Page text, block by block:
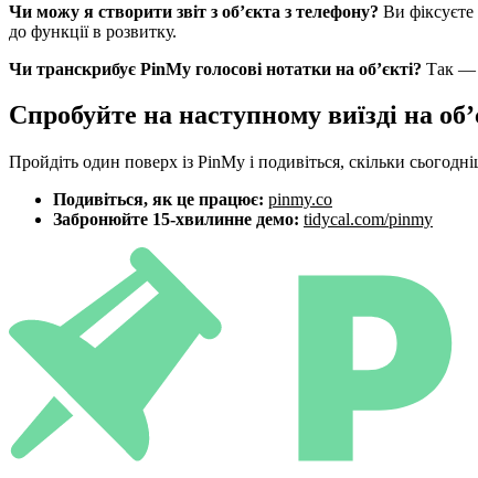
Чи можу я створити звіт з об’єкта з телефону? Ви фіксуєте
до функції в розвитку.
Чи транскрибує PinMy голосові нотатки на об’єкті? Так —
Спробуйте на наступному виїзді на
Пройдіть один поверх із PinMy і подивіться, скільки
Подивіться, як це працює: pinmy.co
Забронюйте 15-хвилинне демо: tidycal.com/pinmy